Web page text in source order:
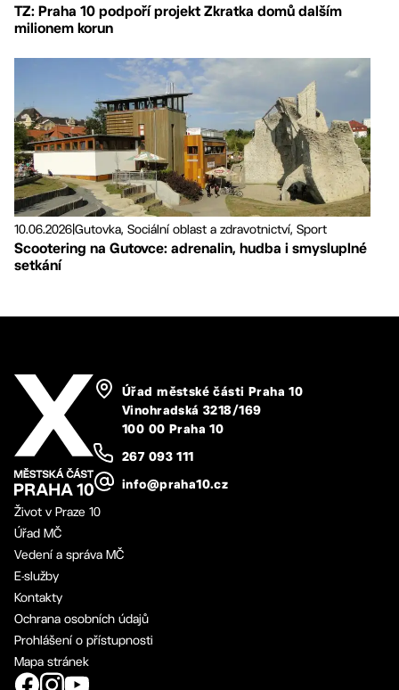
TZ: Praha 10 podpoří projekt Zkratka domů dalším
milionem korun
10.06.2026Gutovka, Sociální oblast a zdravotnictví, Sport
Scootering na Gutovce: adrenalin, hudba i smysluplné
setkání
Úřad městské části Praha 10
Vinohradská 3218/169
100 00 Praha 10
267 093 111
info@praha10.cz
Život v Praze 10
Úřad MČ
Vedení a správa MČ
E-služby
Kontakty
Ochrana osobních údajů
Prohlášení o přístupnosti
Mapa stránek